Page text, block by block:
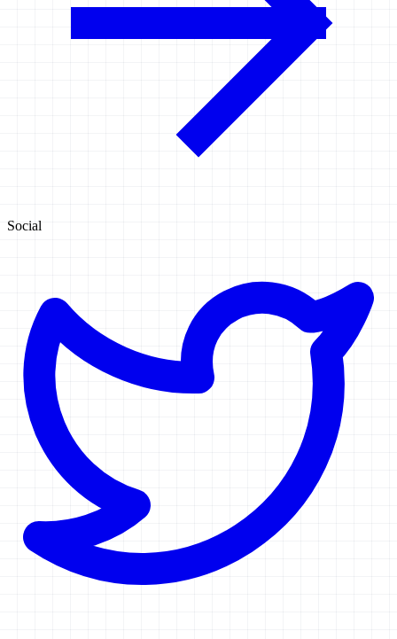
Social